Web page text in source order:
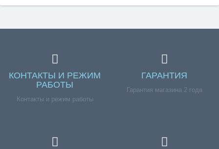
КОНТАКТЫ И РЕЖИМ
РАБОТЫ
Контакты и режим работы
ГАРАНТИЯ
Гарантия магазина 2 года